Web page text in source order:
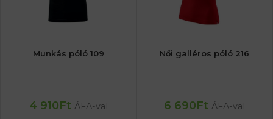
Munkás póló 109
4 910Ft ÁFA-val
Női galléros póló 216
6 690Ft ÁFA-val